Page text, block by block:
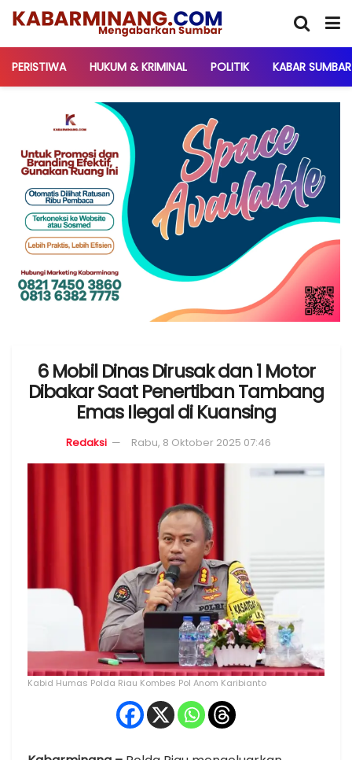
PERISTIWA HUKUM & KRIMINAL POLITIK KABAR SUMBAR
6 Mobil Dinas Dirusak dan 1 Motor
Dibakar Saat Penertiban Tambang
Emas Ilegal di Kuansing
Redaksi Rabu, 8 Oktober 2025 07:46
Kabid Humas Polda Riau Kombes Pol Anom Karibianto